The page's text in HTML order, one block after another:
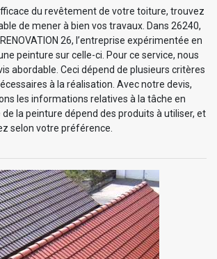
du revêtement de votre toiture, trouvez
de mener à bien vos travaux. Dans 26240,
26, l’entreprise expérimentée en
peinture sur celle-ci. Pour ce service, nous
abordable. Ceci dépend de plusieurs critères
à la réalisation. Avec notre devis,
les informations relatives à la tâche en
la peinture dépend des produits à utiliser, et
selon votre préférence.